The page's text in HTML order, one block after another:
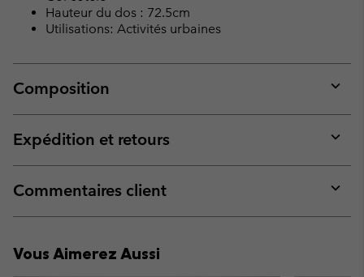
Hauteur du dos : 72.5cm
Utilisations: Activités urbaines
Composition
or
Expédition et retours
or
Commentaires client
or
Vous Aimerez Aussi